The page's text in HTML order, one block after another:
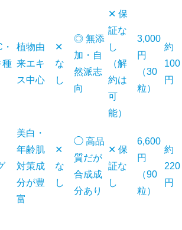
種
植物由
来エキ
ス中心
✕
な
し
◎ 無添
加・自
然派志
向
✕ 保
証な
し
（解
約は
可
能）
3,000
円
（30
粒）
約
100
円
美白・
年齢肌
対策成
分が豊
富
✕
な
し
◯ 高品
質だが
合成成
分あり
✕ 保
証な
し
6,600
円
（90
粒）
約
220
円